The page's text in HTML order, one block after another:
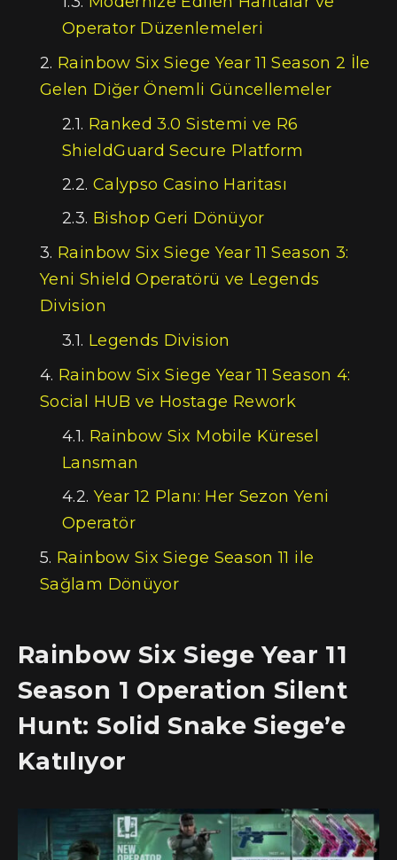
Operator Düzenlemeleri
Rainbow Six Siege Year 11 Season 2 İle
Gelen Diğer Önemli Güncellemeler
Ranked 3.0 Sistemi ve R6
ShieldGuard Secure Platform
Calypso Casino Haritası
Bishop Geri Dönüyor
Rainbow Six Siege Year 11 Season 3:
Yeni Shield Operatörü ve Legends
Division
Legends Division
Rainbow Six Siege Year 11 Season 4:
Social HUB ve Hostage Rework
Rainbow Six Mobile Küresel
Lansman
Year 12 Planı: Her Sezon Yeni
Operatör
Rainbow Six Siege Season 11 ile
Sağlam Dönüyor
Rainbow Six Siege Year 11
Season 1 Operation Silent
Hunt: Solid Snake Siege’e
Katılıyor